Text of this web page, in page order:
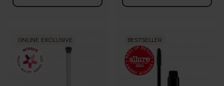
ONLINE EXCLUSIVE BESTSELLER